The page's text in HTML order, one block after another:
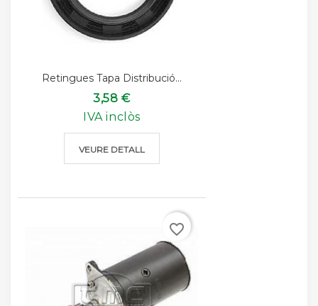
Retingues Tapa Distribució...
3,58 €
IVA inclòs
VEURE DETALL
favorite_border